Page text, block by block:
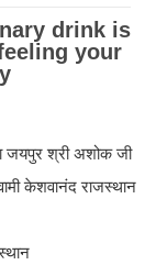
जयपुर श्री अशोक जी
केशवानंद राजस्थान